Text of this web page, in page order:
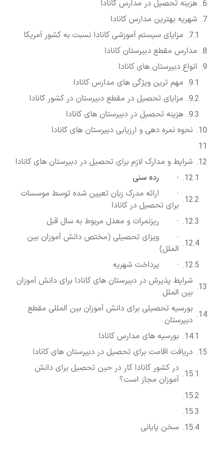
هزینه تحصیل در مدارس کانادا
شهریه بهترین مدارس کانادا
مزایای سیستم آموزشی کانادا نسبت به کشور آمریکا
مدارس مقطع دبیرستان کانادا
انواع دبیرستان های کانادا
مهم ترین ویژگی های مدارس کانادا
مزایای تحصیل در مقطع دبیرستان در کشور کانادا
هزینه تحصیل در دبیرستان های کانادا
نحوه نمره دهی و ارزیابی دبیرستان های کانادا
شرایط و مدارک لازم برای تحصیل در دبیرستان های کانادا
· رده سنی
· ارائه مدرک زبان تعیین شده توسط موسسات
برای تحصیل در کانادا
· ریزنمرات و معدل مربوط به سال قبل
· ویزای تحصیلی (مختص دانش آموزان بین
الملل)
· پرداخت شهریه
شرایط پذیرش در دبیرستان های کانادا برای دانش آموزان
بین الملل
بورسیه تحصیلی برای دانش آموزان بین المللی مقطع
دبیرستان
بورسیه های مدارس کانادا
دریافت اقامت برای تحصیل در دبیرستان های کانادا
در کشور کانادا کار در حین تحصیل برای دانش
آموزان مجاز است؟
سخن پایانی